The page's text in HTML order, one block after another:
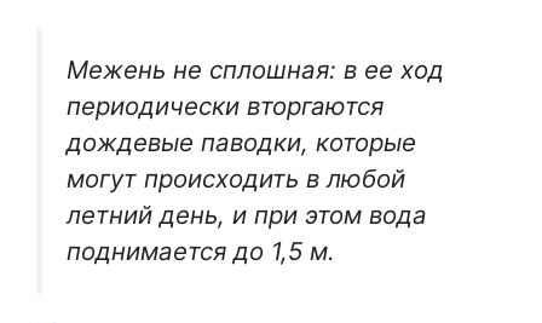
Межень не сплошная: в ее ход
периодически вторгаются
дождевые паводки, которые
могут происходить в любой
летний день, и при этом вода
поднимается до 1,5 м.